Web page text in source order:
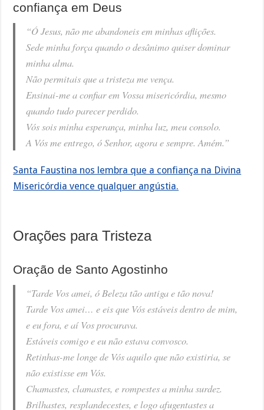
confiança em Deus
“Ó Jesus, não me abandoneis em minhas aflições.
Sede minha força quando o desânimo quiser dominar
minha alma.
Não permitais que a tristeza me vença.
Ensinai-me a confiar em Vossa misericórdia, mesmo
quando tudo parecer perdido.
Vós sois minha esperança, minha luz, meu consolo.
A Vós me entrego, ó Senhor, agora e sempre. Amém.”
Santa Faustina nos lembra que a confiança na Divina
Misericórdia vence qualquer angústia.
Orações para Tristeza
Oração de Santo Agostinho
“Tarde Vos amei, ó Beleza tão antiga e tão nova!
Tarde Vos amei… e eis que Vós estáveis dentro de mim,
e eu fora, e aí Vos procurava.
Estáveis comigo e eu não estava convosco.
Retinhas-me longe de Vós aquilo que não existiria, se
não existisse em Vós.
Chamastes, clamastes, e rompestes a minha surdez.
Brilhastes, resplandecestes, e logo afugentastes a